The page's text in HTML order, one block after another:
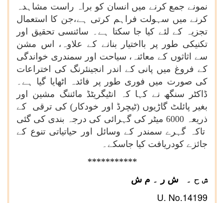
نمونے جمع کرنے میں انسان کو براہ راست مشاہدہ
کرنے میں سہولت فراہم کرتی ہے،جن کا استعمال
تجزیہ کے لئے کیا جا سکتا ہے۔ سائنسی تحقیق اور
تکنیکی طور پر بااختیار بنانے کے علاوہ، اس مشن
سے اثاثوں کے معائنہ، سیاحت اور سمندری خواندگی
کے فروغ میں پانی کے اندر انجینئرنگ کی اختراعات
کی صورت میں فوری طور پر فائدہ اٹھایا گیا ہے۔
ڈاکٹر سنگھ نے کہا کہ انٹیگریٹڈ مائننگ مشین اور
بغیر پائلٹ گاڑیوں (ٹیچرڈ اور خودکار) کی ترقی کے
ذریعہ 6000 میٹر کی گہرائی کی درجہ بندی کی گئی
تاکہ گہرے سمندر کے وسائل اور حیاتیاتی تنوع کے
جائزے کودریافت کیا جاسکے۔
********
***
ش ح ۔
ش ر ۔ م ش
U. No.14199